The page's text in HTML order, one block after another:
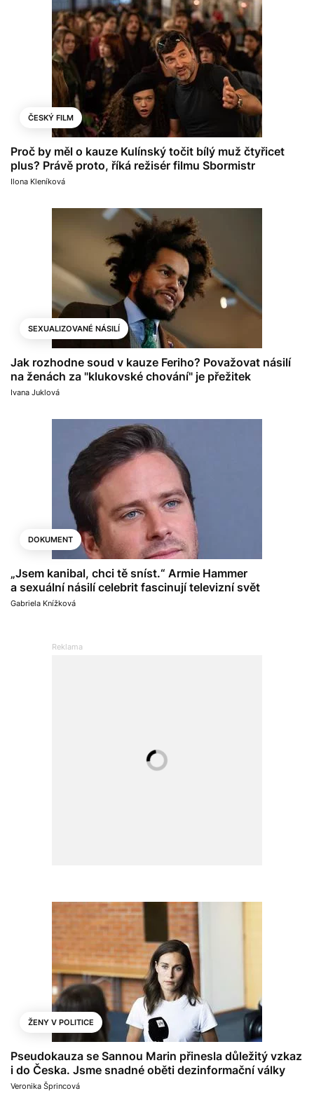
ČESKÝ FILM
Proč by měl o kauze Kulínský točit bílý muž čtyřicet
plus? Právě proto, říká režisér filmu Sbormistr
Ilona Kleníková
SEXUALIZOVANÉ NÁSILÍ
Jak rozhodne soud v kauze Feriho? Považovat násilí
na ženách za "klukovské chování" je přežitek
Ivana Juklová
DOKUMENT
„Jsem kanibal, chci tě sníst.“ Armie Hammer
a sexuální násilí celebrit fascinují televizní svět
Gabriela Knížková
ŽENY V POLITICE
Pseudokauza se Sannou Marin přinesla důležitý vzkaz
i do Česka. Jsme snadné oběti dezinformační války
Veronika Šprincová